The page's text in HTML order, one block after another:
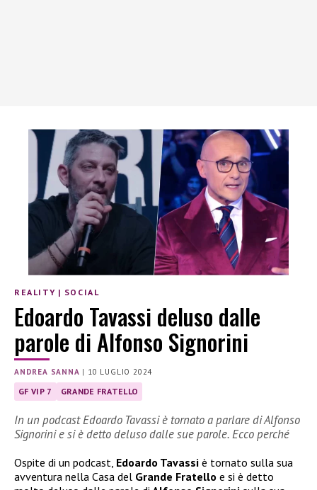
REALITY | SOCIAL
Edoardo Tavassi deluso dalle
parole di Alfonso Signorini
ANDREA SANNA | 10 LUGLIO 2024
GF VIP 7 GRANDE FRATELLO
In un podcast Edoardo Tavassi è tornato a parlare di Alfonso
Signorini e si è detto deluso dalle sue parole. Ecco perché
Ospite di un podcast, Edoardo Tavassi è tornato sulla sua
avventura nella Casa del Grande Fratello e si è detto